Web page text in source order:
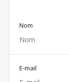
Nom
E-mail